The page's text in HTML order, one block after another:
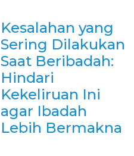
Kesalahan yang
Sering Dilakukan
Saat Beribadah:
Hindari
Kekeliruan Ini
agar Ibadah
Lebih Bermakna